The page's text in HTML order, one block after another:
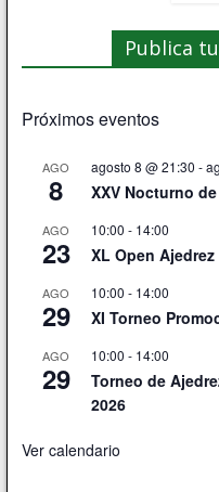
Publica
Próximos eventos
AGO
8
agosto 8 @ 21:30 -
XXV Nocturno
AGO
23
10:00 - 14:00
XL Open
AGO
29
10:00 - 14:00
XI Torneo
AGO
29
10:00 - 14:00
Torneo de
2026
Ver calendario